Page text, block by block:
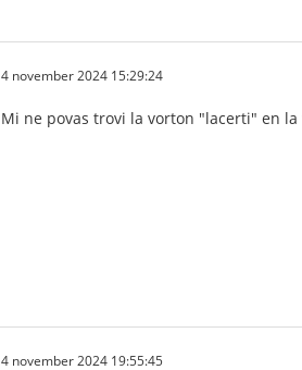
4 november 2024 15:29:24
Mi ne povas trovi la vorton "lacerti" en
4 november 2024 19:55:45